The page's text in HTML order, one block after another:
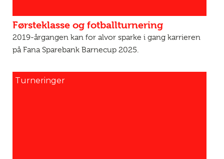
Førsteklasse og fotballturnering
2019-årgangen kan for alvor sparke i gang karrieren
på Fana Sparebank Barnecup 2025.
Turneringer